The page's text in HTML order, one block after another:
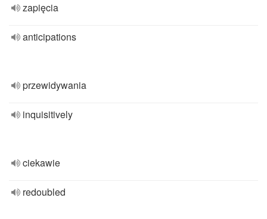
zapięcia
anticipations
przewidywania
inquisitively
ciekawie
redoubled